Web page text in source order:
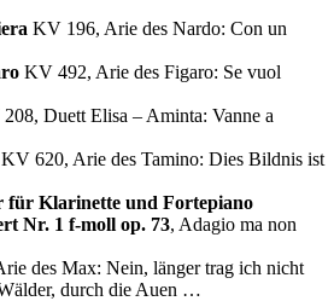
KV 196, Arie des Nardo: Con un
KV 492, Arie des Figaro: Se vuol
Duett Elisa – Aminta: Vanne a
KV 620, Arie des Tamino: Dies Bildnis ist
für Klarinette und Fortepiano
Nr. 1 f-moll op. 73, Adagio ma non
des Max: Nein, länger trag ich nicht
durch die Auen …